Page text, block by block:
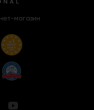
магазин